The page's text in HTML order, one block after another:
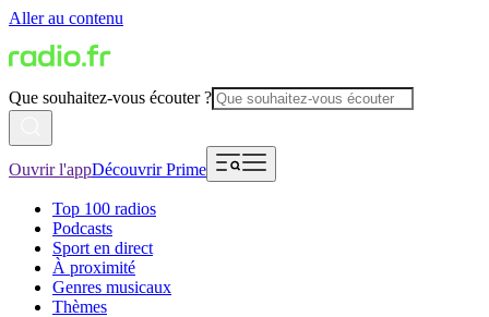
Aller au contenu
Que souhaitez-vous écouter ?
Ouvrir l'appDécouvrir Prime
Top 100 radios
Podcasts
Sport en direct
À proximité
Genres musicaux
Thèmes